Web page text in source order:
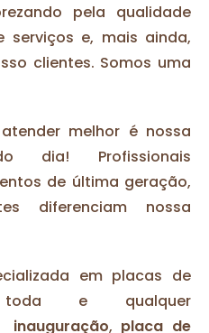
pela qualidade
serviços e, mais ainda,
clientes. Somos uma
melhor é nossa
dia! Profissionais
de última geração,
diferenciam nossa
em placas de
e qualquer
, placa de